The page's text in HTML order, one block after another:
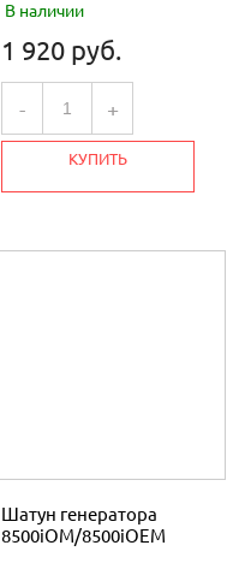
В наличии
1 920 руб.
- +
КУПИТЬ
Шатун генератора
8500iOM/8500iOEM